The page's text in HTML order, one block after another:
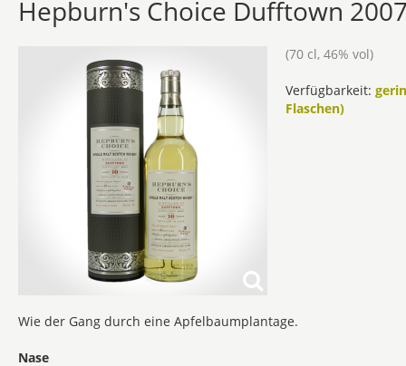
Hepburn's Choice Dufftown
(70 cl, 46% vol)
Verfügbarkeit:
Flaschen)
Wie der Gang durch eine Apfelbaumplantage.
Nase